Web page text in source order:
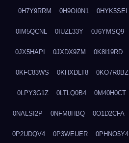
0H7Y9RRM 0H9OI0N1 0HYK5SEI
0IM5QCNL 0IUZL33Y 0J6YMSQ9
0JX5HAPI 0JXDX9ZM 0K8I19RD
0KFC83WS 0KHXDLT8 0KO7R0BZ
0LPY3G1Z 0LTLQ0B4 0M40H0CT
0NALSI2P 0NFM8HBQ 0O1D2CFA
0P2UDQV4 0P3WEUER 0PHNO5Y4